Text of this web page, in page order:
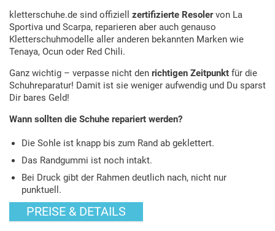
kletterschuhe.de sind offiziell zertifizierte Resolervon La
Sportiva und Scarpa, reparieren aber auch genauso
Kletterschuhmodelle aller anderen bekannten Marken wie
Tenaya, Ocun oder Red Chili.
Ganz wichtig – verpasse nicht den richtigen Zeitpunkt für die
Schuhreparatur! Damit ist sie weniger aufwendig und Du sparst
Dir bares Geld!
Wann sollten die Schuhe repariert werden?
Die Sohle ist knapp bis zum Rand ab geklettert.
Das Randgummi ist noch intakt.
Bei Druck gibt der Rahmen deutlich nach, nicht nur
punktuell.
PREISE & DETAILS